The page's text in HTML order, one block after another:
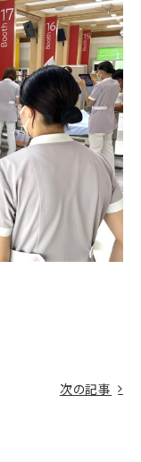
次の記事